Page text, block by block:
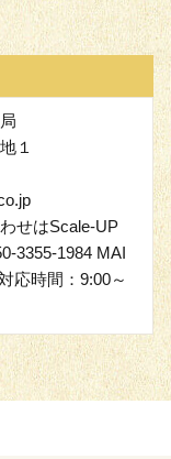
１
せはScale-UP
3355-1984 MAI
応時間：9:00～